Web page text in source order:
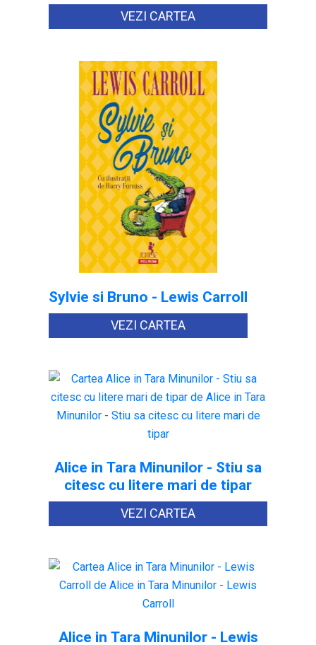
VEZI CARTEA
Sylvie si Bruno - Lewis Carroll
VEZI CARTEA
Alice in Tara Minunilor - Stiu sa
citesc cu litere mari de tipar
VEZI CARTEA
Alice in Tara Minunilor - Lewis